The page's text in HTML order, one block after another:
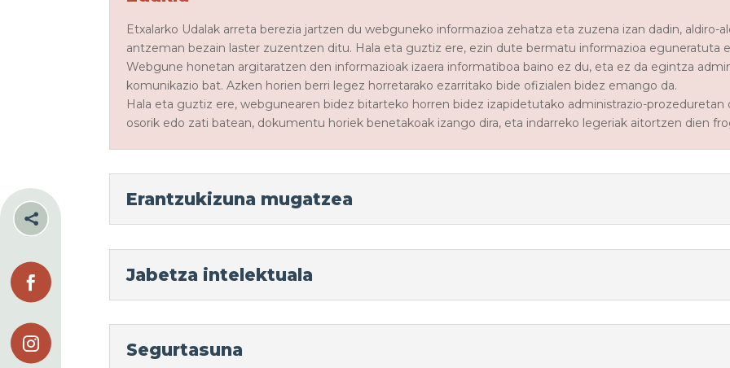



Etxalarko Udalak arreta berezia jartzen du webguneko informazioa zehatza eta zuzena izan dadin, aldiro-
antzeman bezain laster zuzentzen ditu. Hala eta guztiz ere, ezin dute bermatu informazioa eguneratuta
Webgune honetan argitaratzen den informazioak izaera informatiboa baino ez du, eta ez da egintza
komunikazio bat. Azken horien berri legez horretarako ezarritako bide ofizialen bidez emango da.
Hala eta guztiz ere, webgunearen bidez bitarteko horren bidez izapidetutako administrazio-
osorik edo zati batean, dokumentu horiek benetakoak izango dira, eta indarreko legeriak aitortzen dien
Erantzukizuna mugatzea
Jabetza intelektuala
Segurtasuna